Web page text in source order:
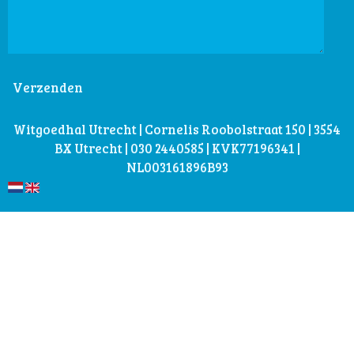
Verzenden
Witgoedhal Utrecht | Cornelis Roobolstraat 150 | 3554
BX Utrecht | 030 2440585 | KVK77196341 |
NL003161896B93